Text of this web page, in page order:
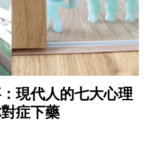
現代人的七大心理
症下藥